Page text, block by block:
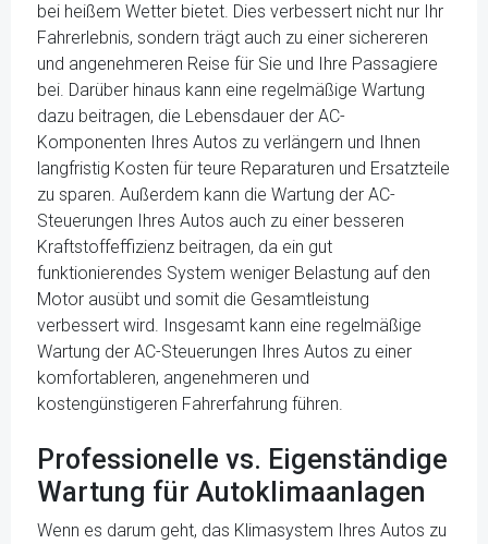
bei heißem Wetter bietet. Dies verbessert nicht nur Ihr
Fahrerlebnis, sondern trägt auch zu einer sichereren
und angenehmeren Reise für Sie und Ihre Passagiere
bei. Darüber hinaus kann eine regelmäßige Wartung
dazu beitragen, die Lebensdauer der AC-
Komponenten Ihres Autos zu verlängern und Ihnen
langfristig Kosten für teure Reparaturen und Ersatzteile
zu sparen. Außerdem kann die Wartung der AC-
Steuerungen Ihres Autos auch zu einer besseren
Kraftstoffeffizienz beitragen, da ein gut
funktionierendes System weniger Belastung auf den
Motor ausübt und somit die Gesamtleistung
verbessert wird. Insgesamt kann eine regelmäßige
Wartung der AC-Steuerungen Ihres Autos zu einer
komfortableren, angenehmeren und
kostengünstigeren Fahrerfahrung führen.
Professionelle vs. Eigenständige
Wartung für Autoklimaanlagen
Wenn es darum geht, das Klimasystem Ihres Autos zu